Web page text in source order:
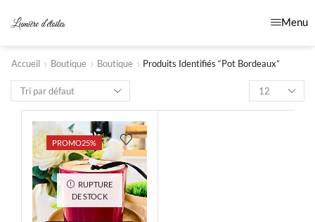
Menu
Accueil Boutique Boutique Produits Identifiés “pot Bordeaux”
PROMO25%
RUPTURE
DE STOCK